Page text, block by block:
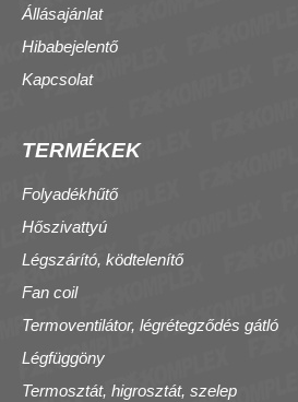
Állásajánlat
Hibabejelentő
Kapcsolat
TERMÉKEK
Folyadékhűtő
Hőszivattyú
Légszárító, ködtelenítő
Fan coil
Termoventilátor, légrétegződés gátló
Légfüggöny
Termosztát, higrosztát, szelep